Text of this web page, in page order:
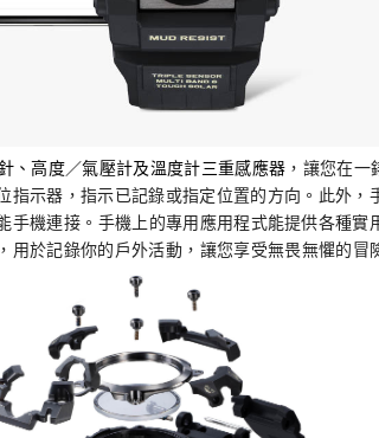
、高度／氣壓計及溫度計三重感應器 ， 讓您在一
指示器，指示已記錄或指定位置的方向。此外，
手機連接。 手機上的專用應用程式能提供各種實
用於記錄你的戶外活動， 讓您享受無畏無懼的冒